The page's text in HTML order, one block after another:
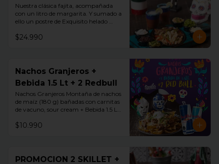
Nuestra clásica fajita, acompañada
con un litro de margarita. Y sumado a
ello un postre de Exquisito helado
$24.990
Nachos Granjeros +
Bebida 1.5 Lt + 2 Redbull
Nachos Granjeros Montaña de nachos
de maíz (180 g) bañadas con carnitas
de vacuno, sour cream + Bebida 1.5 LT
$10.990
PROMOCION 2 SKILLET +